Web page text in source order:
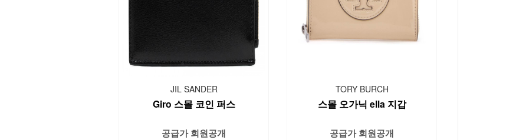
JIL SANDER
Giro 스몰 코인 퍼스
공급가 회원공개
TORY BURCH
스몰 오가닉 ella 지갑
공급가 회원공개